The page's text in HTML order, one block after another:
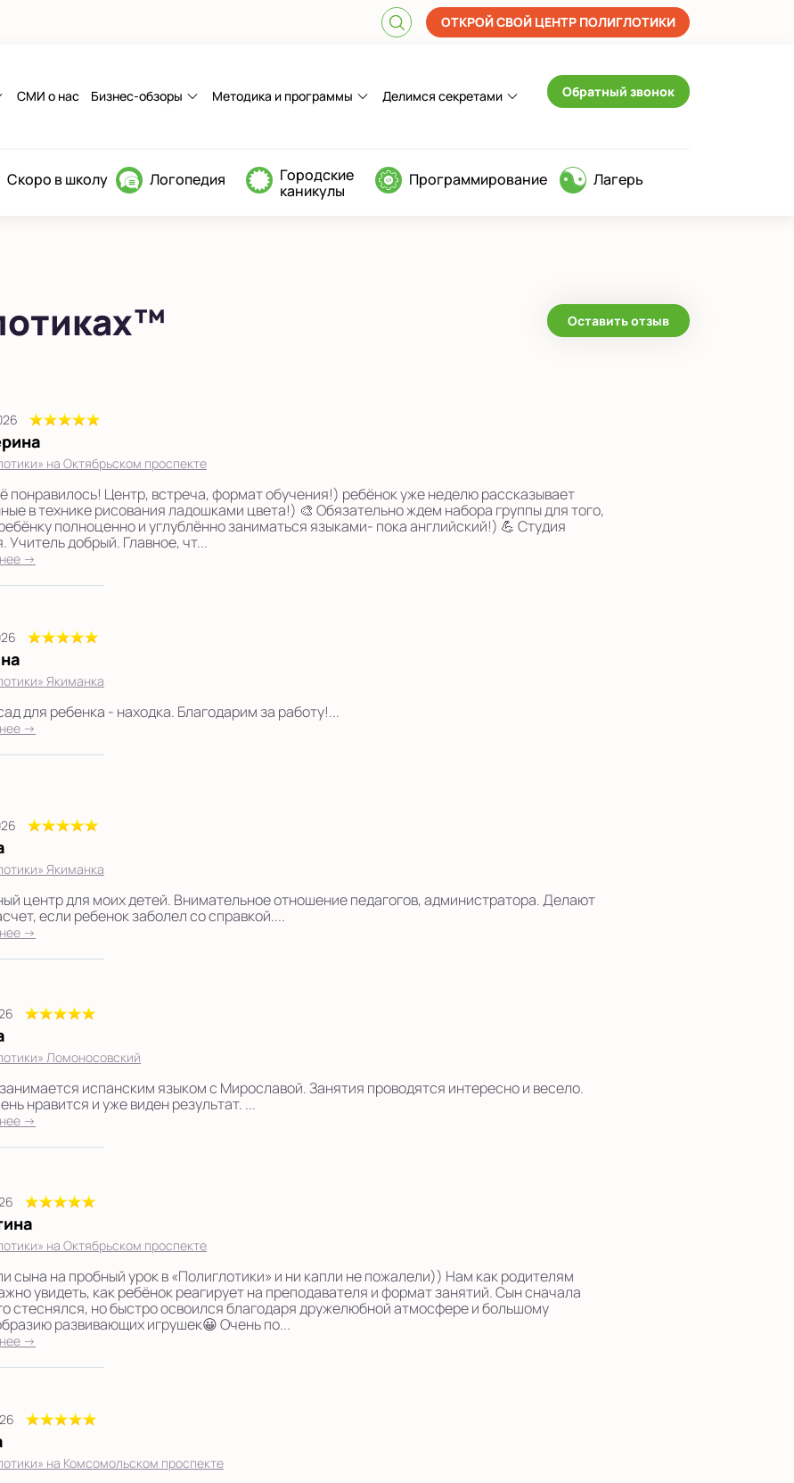
ОТКРОЙ СВОЙ ЦЕНТР ПОЛИГЛОТИКИ
СМИ о нас Бизнес-обзоры Методика и программы Делимся секретами Обратный звонок
Скоро в школу Логопедия
Городские
каникулы
Программирование Лагерь
Оставить отзыв
на Октябрьском проспекте
понравилось! Центр, встреча, формат обучения!) ребёнок уже неделю рассказывает
в технике рисования ладошками цвета!) 🎨 Обязательно ждем набора группы для того,
полноценно и углублённо заниматься языками- пока английский!) 💪 Студия
Учитель добрый. Главное, чт...
→
Якиманка
для ребенка - находка. Благодарим за работу!...
→
Якиманка
центр для моих детей. Внимательное отношение педагогов, администратора. Делают
если ребенок заболел со справкой....
→
Ломоносовский
испанским языком с Мирославой. Занятия проводятся интересно и весело.
нравится и уже виден результат. ...
→
на Октябрьском проспекте
сына на пробный урок в «Полиглотики» и ни капли не пожалели)) Нам как родителям
увидеть, как ребёнок реагирует на преподавателя и формат занятий. Сын сначала
стеснялся, но быстро освоился благодаря дружелюбной атмосфере и большому
развивающих игрушек😀 Очень по...
→
на Комсомольском проспекте